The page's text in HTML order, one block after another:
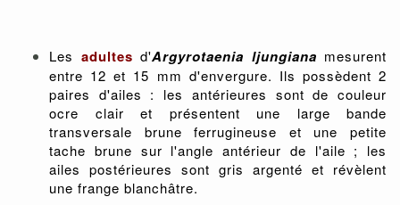
Les adultes d'Argyrotaenia ljungiana mesurent
entre 12 et 15 mm d'envergure. Ils possèdent 2
paires d'ailes : les antérieures sont de couleur
ocre clair et présentent une large bande
transversale brune ferrugineuse et une petite
tache brune sur l'angle antérieur de l'aile ; les
ailes postérieures sont gris argenté et révèlent
une frange blanchâtre.